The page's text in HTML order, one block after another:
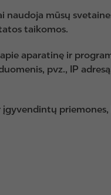
naudoja mūsų
taikomos.
aparatinę ir
pvz., IP
įgyvendintų